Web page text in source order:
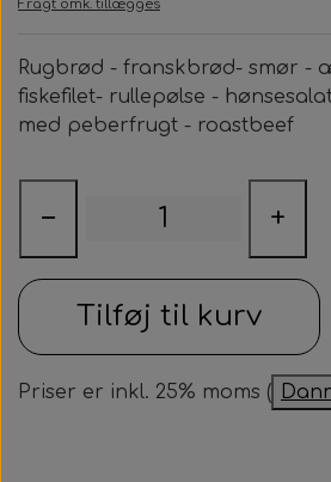
Historie
Tårnborg
Huset
Juletræsfest
Revy
Aften med Phillip
Fotograf
Fragt omk. tillægges
Rugbrød - franskbrød- smør -
fiskefilet- rullepølse -
med peberfrugt - roastbeef
− +
Tilføj til kurv
Priser er inkl. 25% moms (